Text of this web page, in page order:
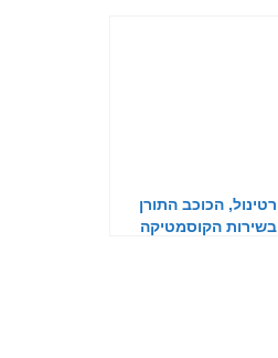
רטינול, הכוכב התורן
בשירות הקוסמטיקה